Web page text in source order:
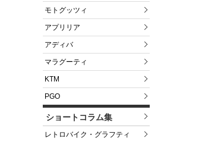
モトグッツィ
アプリリア
アディバ
マラグーティ
KTM
PGO
ショートコラム集
レトロバイク・グラフティ